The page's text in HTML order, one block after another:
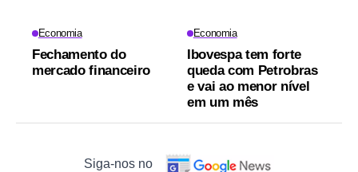
Economia
Fechamento do
mercado financeiro
Economia
Ibovespa tem forte
queda com Petrobras
e vai ao menor nível
em um mês
Siga-nos no